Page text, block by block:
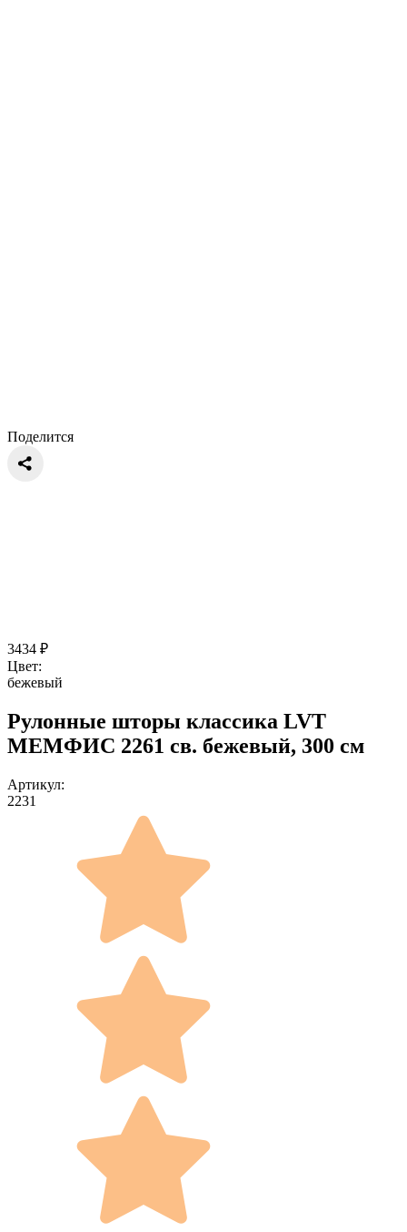
Поделится
3434 ₽
Цвет:
бежевый
Рулонные шторы классика LVT
МЕМФИС 2261 св. бежевый, 300 см
Артикул:
2231